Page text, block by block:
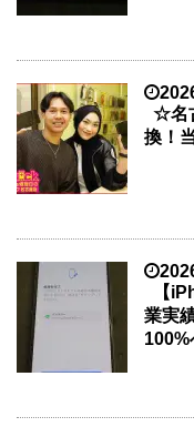
☆名
換！
【
業実
100%